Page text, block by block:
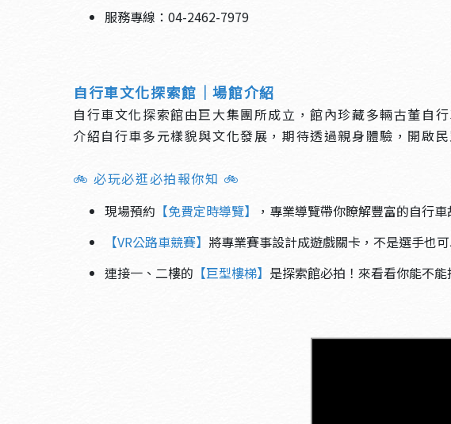
服務專線：04-2462-7979
自行車文化探索館｜場館介紹
自行車文化探索館由巨大集團所成立，館內珍藏多輛古董自
介紹自行車多元樣貌與文化發展，期待透過親身體驗，開啟
🚲必玩必逛必拍報你知 🚲
現場預約 【免費定時導覽】
，專業導覽帶你瞭解豐富的自行車
【VR公路車競賽】 將專業賽事設計成遊戲關卡，不是選手也可
連接一、二樓的 【巨型樓梯】 是探索館必拍！來看看你能不能